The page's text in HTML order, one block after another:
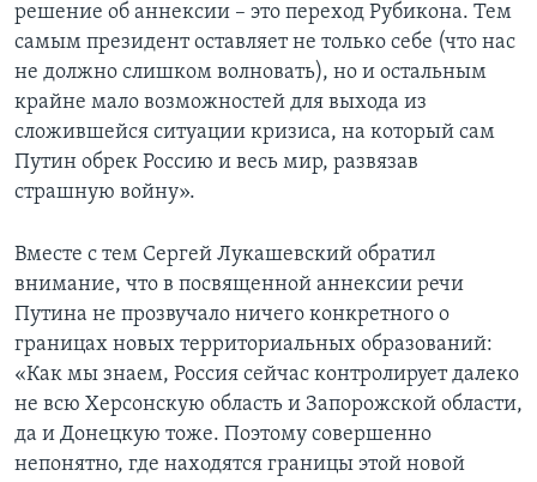
решение об аннексии – это переход Рубикона. Тем
самым президент оставляет не только себе (что нас
не должно слишком волновать), но и остальным
крайне мало возможностей для выхода из
сложившейся ситуации кризиса, на который сам
Путин обрек Россию и весь мир, развязав
страшную войну».
Вместе с тем Сергей Лукашевский обратил
внимание, что в посвященной аннексии речи
Путина не прозвучало ничего конкретного о
границах новых территориальных образований:
«Как мы знаем, Россия сейчас контролирует далеко
не всю Херсонскую область и Запорожской области,
да и Донецкую тоже. Поэтому совершенно
непонятно, где находятся границы этой новой